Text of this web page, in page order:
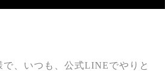
、いつも、公式LINEでやりと